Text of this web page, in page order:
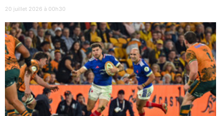
20 juillet 2026 à 00h30